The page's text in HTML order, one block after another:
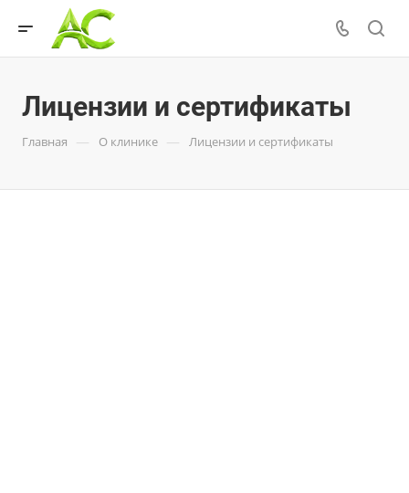
Лицензии и сертификаты
Главная — О клинике — Лицензии и сертификаты